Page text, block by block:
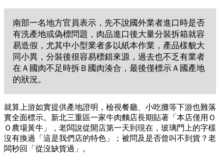
南部一名地方官員表示，先不說國外業者進口時是否
有洗產地或偽標問題，肉品進口後大量分裝拆箱就容
易造假，尤其中小型業者多以紙本作業，產品樣貌大
同小異，分裝後很容易標錯來源，過去也不乏有業者
在Ａ國肉不足時拆Ｂ國肉湊合，最後僅標示Ａ國產地
的狀況。
就算上游如實提供產地證明，檢視餐廳、小吃攤等下游也難落
實全面標示。新北三重區一家牛肉麵店長期貼著「本店僅用Ｏ
Ｏ農場黃牛」，老闆說從開店第一天到現在，玻璃門上的字樣
沒有換過「這是我們店的特色」；被問及是否曾叫不到貨？老
闆秒回「從沒缺貨過」。